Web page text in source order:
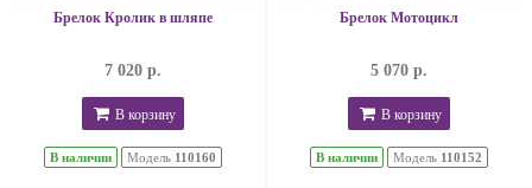
Брелок Кролик в шляпе
7 020 р.
В корзину
В наличии Модель 110160
Брелок Мотоцикл
5 070 р.
В корзину
В наличии Модель 110152